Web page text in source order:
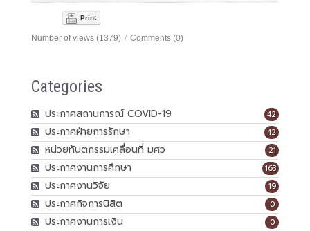
Print
Number of views (1379) / Comments (0)
Categories
42
ประกาศสถานการณ์ COVID-19
42
ประกาศฝ่ายการรักษา
21
หน่วยทันตกรรมเคลื่อนที่ มศว
163
ประกาศงานการศึกษา
19
ประกาศงานวิจัย
0
ประกาศกิจการนิสิต
0
ประกาศงานการเงิน